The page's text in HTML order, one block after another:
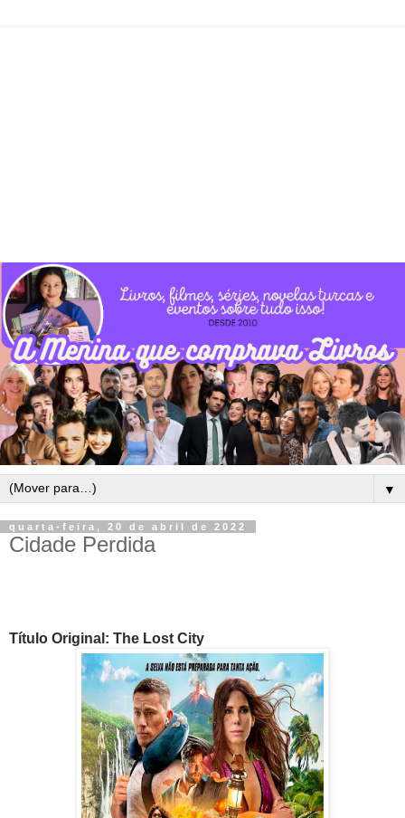
▼
quarta-feira, 20 de abril de 2022
Cidade Perdida
Título Original: The Lost City